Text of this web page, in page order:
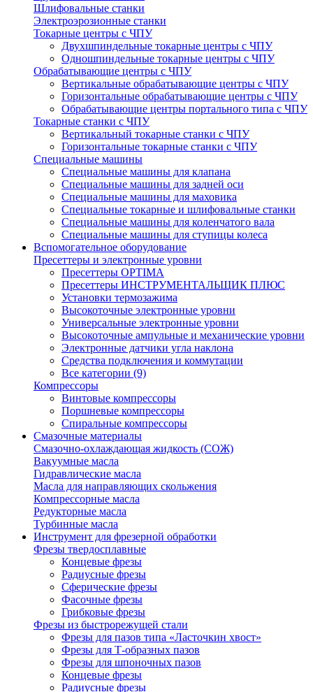
Шлифовальные станки
Электроэрозионные станки
Токарные центры с ЧПУ
Двухшпиндельные токарные центры с ЧПУ
Одношпиндельные токарные центры с ЧПУ
Обрабатывающие центры с ЧПУ
Вертикальные обрабатывающие центры с ЧПУ
Горизонтальные обрабатывающие центры с ЧПУ
Обрабатывающие центры портального типа с ЧПУ
Токарные станки с ЧПУ
Вертикальный токарные станки с ЧПУ
Горизонтальные токарные станки с ЧПУ
Специальные машины
Специальные машины для клапана
Специальные машины для задней оси
Специальные машины для маховика
Специальные токарные и шлифовальные станки
Специальные машины для коленчатого вала
Специальные машины для ступицы колеса
Вспомогательное оборудование
Пресеттеры и электронные уровни
Пресеттеры OPTIMA
Пресеттеры ИНСТРУМЕНТАЛЬЩИК ПЛЮС
Установки термозажима
Высокоточные электронные уровни
Универсальные электронные уровни
Высокоточные ампульные и механические уровни
Электронные датчики угла наклона
Средства подключения и коммутации
Все категории (9)
Компрессоры
Винтовые компрессоры
Поршневые компрессоры
Спиральные компрессоры
Смазочные материалы
Смазочно-охлаждающая жидкость (СОЖ)
Вакуумные масла
Гидравлические масла
Масла для направляющих скольжения
Компрессорные масла
Редукторные масла
Турбинные масла
Инструмент для фрезерной обработки
Фрезы твердосплавные
Концевые фрезы
Радиусные фрезы
Сферические фрезы
Фасочные фрезы
Грибковые фрезы
Фрезы из быстрорежущей стали
Фрезы для пазов типа «Ласточкин хвост»
Фрезы для Т-образных пазов
Фрезы для шпоночных пазов
Концевые фрезы
Радиусные фрезы